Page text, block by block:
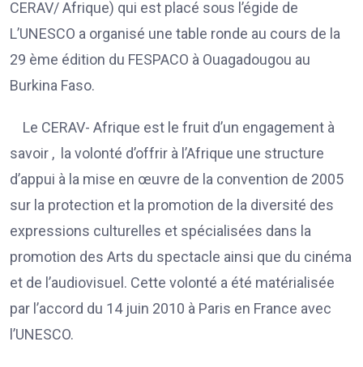
CERAV/ Afrique) qui est placé sous l’égide de
L’UNESCO a organisé une table ronde au cours de la
29 ème édition du FESPACO à Ouagadougou au
Burkina Faso.
Le CERAV- Afrique est le fruit d’un engagement à
savoir , la volonté d’offrir à l’Afrique une structure
d’appui à la mise en œuvre de la convention de 2005
sur la protection et la promotion de la diversité des
expressions culturelles et spécialisées dans la
promotion des Arts du spectacle ainsi que du cinéma
et de l’audiovisuel. Cette volonté a été matérialisée
par l’accord du 14 juin 2010 à Paris en France avec
l’UNESCO.